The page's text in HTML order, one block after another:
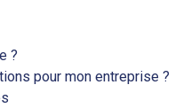
?
pour mon entreprise ?